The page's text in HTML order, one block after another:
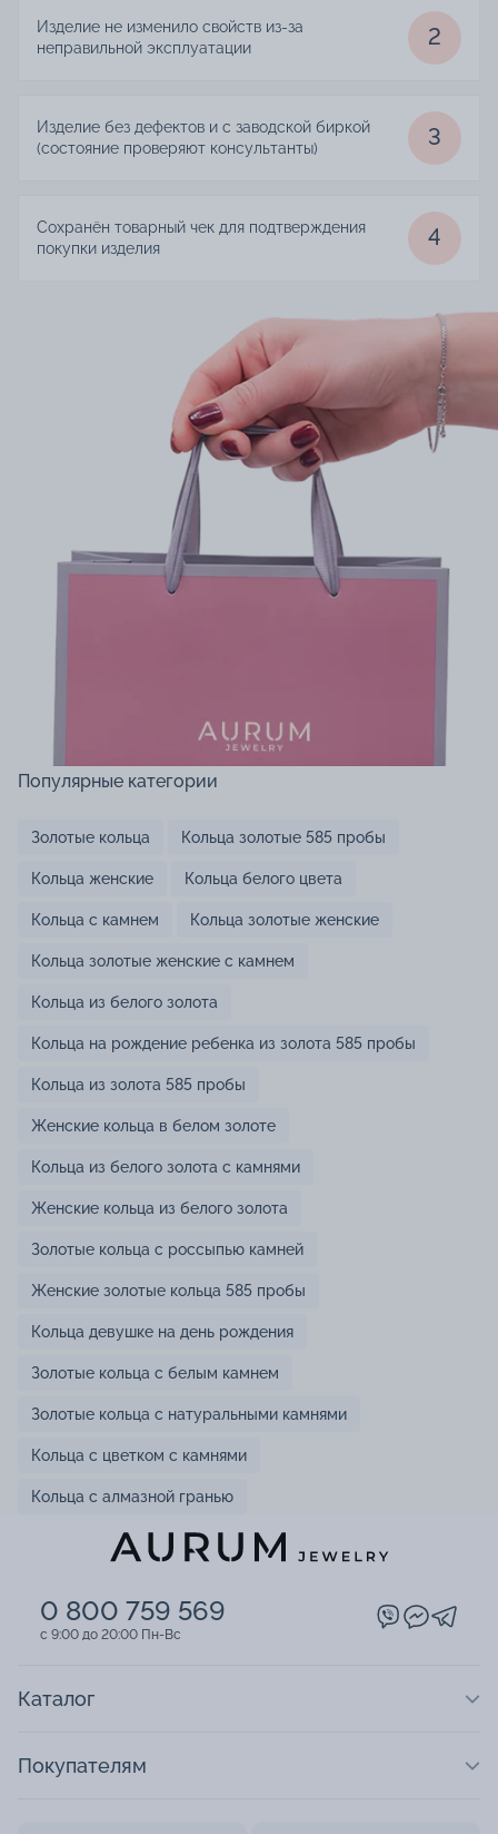
Изделие не изменило свойств из-за
неправильной эксплуатации
2
Изделие без дефектов и с заводской биркой
(состояние проверяют консультанты)
3
Сохранён товарный чек для подтверждения
покупки изделия
4
Популярные категории
Золотые кольца Кольца золотые 585 пробы
Кольца женские Кольца белого цвета
Кольца с камнем Кольца золотые женские
Кольца золотые женские с камнем
Кольца из белого золота
Кольца на рождение ребенка из золота 585 пробы
Кольца из золота 585 пробы
Женские кольца в белом золоте
Кольца из белого золота с камнями
Женские кольца из белого золота
Золотые кольца с россыпью камней
Женские золотые кольца 585 пробы
Кольца девушке на день рождения
Золотые кольца с белым камнем
Золотые кольца с натуральными камнями
Кольца с цветком с камнями
Кольца с алмазной гранью
0 800 759 569
c 9:00 до 20:00 Пн-Вс
Каталог
Покупателям